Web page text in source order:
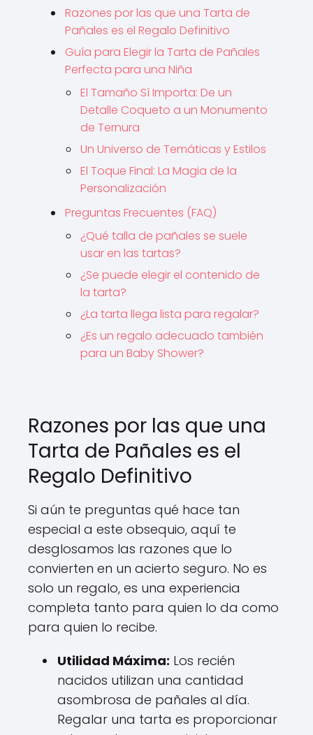
Razones por las que una Tarta de
Pañales es el Regalo Definitivo
Guía para Elegir la Tarta de Pañales
Perfecta para una Niña
El Tamaño Sí Importa: De un
Detalle Coqueto a un Monumento
de Ternura
Un Universo de Temáticas y Estilos
El Toque Final: La Magia de la
Personalización
Preguntas Frecuentes (FAQ)
¿Qué talla de pañales se suele
usar en las tartas?
¿Se puede elegir el contenido de
la tarta?
¿La tarta llega lista para regalar?
¿Es un regalo adecuado también
para un Baby Shower?
Razones por las que una
Tarta de Pañales es el
Regalo Definitivo
Si aún te preguntas qué hace tan
especial a este obsequio, aquí te
desglosamos las razones que lo
convierten en un acierto seguro. No es
solo un regalo, es una experiencia
completa tanto para quien lo da como
para quien lo recibe.
Utilidad Máxima: Los recién
nacidos utilizan una cantidad
asombrosa de pañales al día.
Regalar una tarta es proporcionar